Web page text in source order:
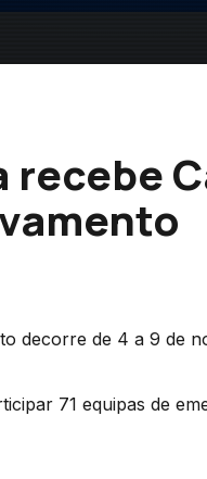
recebe
decorre de 4 a 9 de
71 equipas de